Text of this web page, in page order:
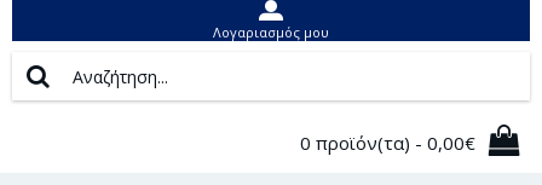
Λογαριασμός μου
0 προϊόν(τα) - 0,00€